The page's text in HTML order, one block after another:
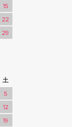
15
22
29
土
5
12
19